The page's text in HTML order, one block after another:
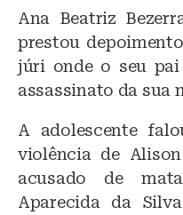
e
s
k
y
c
e
b
o
o
k
s
A
p
p
Ana Beatriz
prestou
júri onde o seu pai
assassinato da sua
A adolescente
violência de
acusado de
Aparecida da